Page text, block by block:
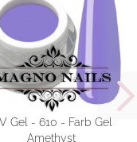
Gel - 610 - Farb Gel
Amethyst